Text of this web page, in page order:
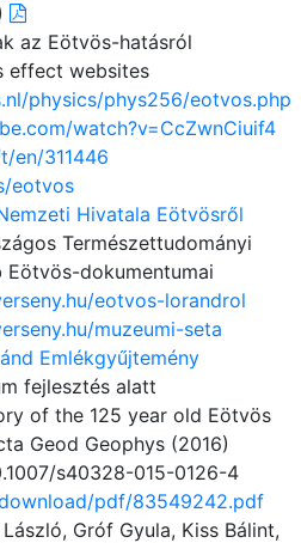
az Eötvös-hatásról
effect websites
physics/phys256/eotvos.php
watch?v=CcZwnCiuif4
en/311446
eotvos
Hivatala Eötvösről
Természettudományi
Eötvös-dokumentumai
eotvos-lorandrol
muzeumi-seta
Emlékgyűjtemény
fejlesztés alatt
of the 125 year old Eötvös
Geod Geophys (2016)
s40328-015-0126-4
pdf/83549242.pdf
Gróf Gyula, Kiss Bálint,